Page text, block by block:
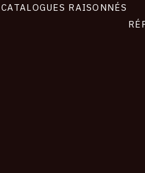
CATALOGUES RAISONNÉS